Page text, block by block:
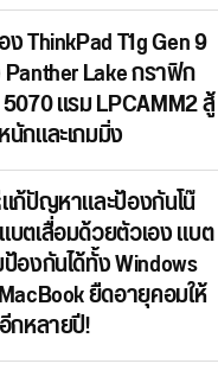
ThinkPad T1g Gen 9
Lake กราฟิก
แรม LPCAMM2 สู้
กและเกมมิ่ง
ก้ปัญหาและป้องกันโน๊
ตเสื่อมด้วยตัวเอง แบต
องกันได้ทั้ง Windows
ยืดอายุคอมให้
กหลายปี!